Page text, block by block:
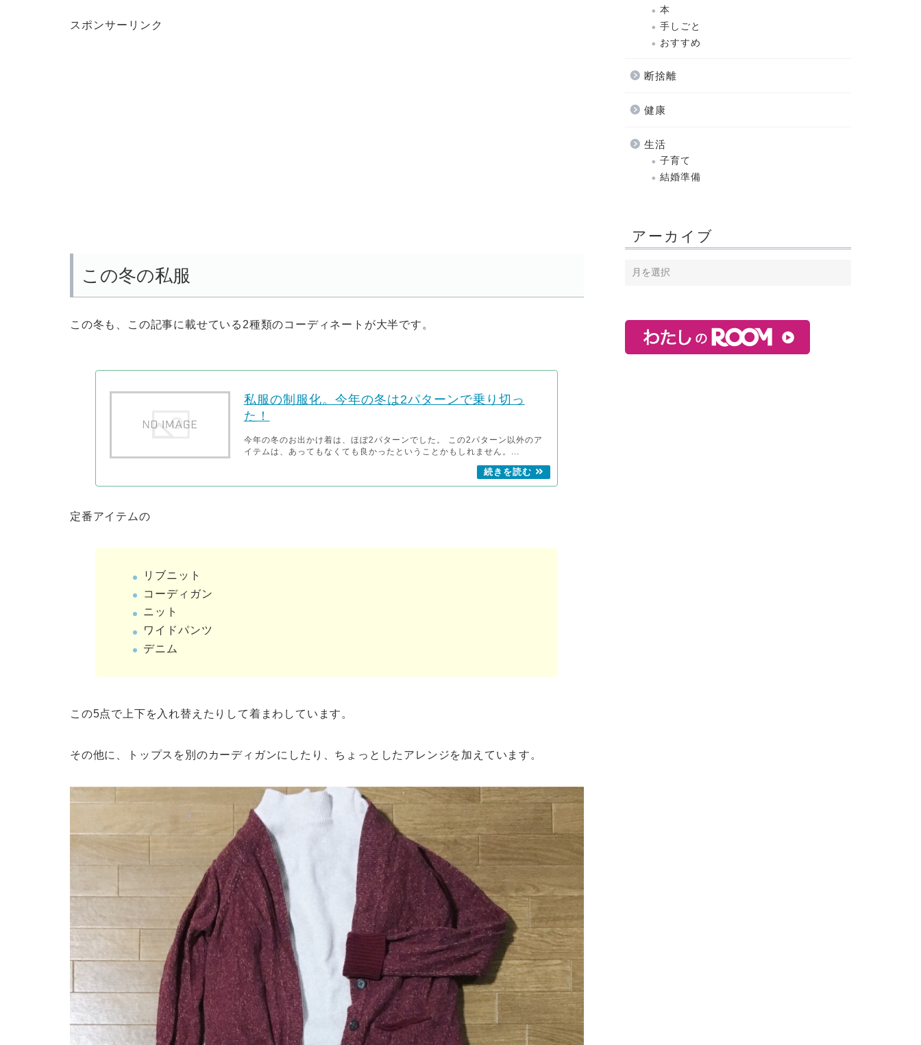
スポンサーリンク
この冬の私服
この冬も、この記事に載せている2種類のコーディネートが大半です。
私服の制服化。今年の冬は2パターンで乗り切っ
た！
今年の冬のお出かけ着は、ほぼ2パターンでした。 この2パターン以外のア
イテムは、あってもなくても良かったということかもしれません。...
定番アイテムの
リブニット
コーディガン
ニット
ワイドパンツ
デニム
この5点で上下を入れ替えたりして着まわしています。
その他に、トップスを別のカーディガンにしたり、ちょっとしたアレンジを加えています。
本
手しごと
おすすめ
断捨離
健康
生活
子育て
結婚準備
アーカイブ